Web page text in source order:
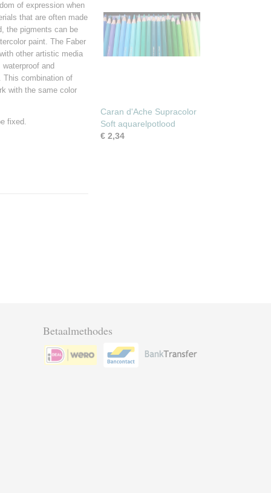
of expression when
that are often made
the pigments can be
paint. The Faber
other artistic media
and
This combination of
with the same color
fixed.
Caran d'Ache Supracolor
Soft aquarelpotlood
€ 2,34
Betaalmethodes